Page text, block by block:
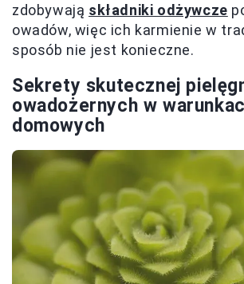
zdobywają składniki odżywcze
owadów, więc ich karmienie w
sposób nie jest konieczne.
Sekrety skutecznej
owadożernych w
domowych